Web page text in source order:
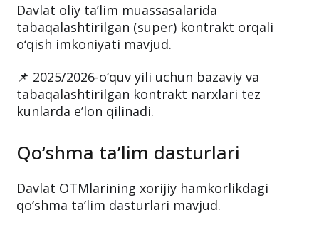
Davlat oliy ta’lim muassasalarida
tabaqalashtirilgan (super) kontrakt orqali
o‘qish imkoniyati mavjud.
📌 2025/2026-o‘quv yili uchun bazaviy va
tabaqalashtirilgan kontrakt narxlari tez
kunlarda e’lon qilinadi.
Qo‘shma ta’lim dasturlari
Davlat OTMlarining xorijiy hamkorlikdagi
qo‘shma ta’lim dasturlari mavjud.